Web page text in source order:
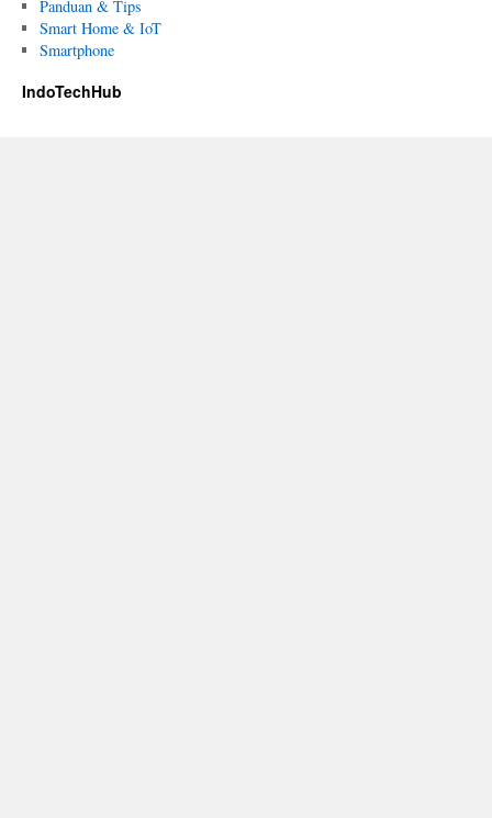
Panduan & Tips
Smart Home & IoT
Smartphone
IndoTechHub